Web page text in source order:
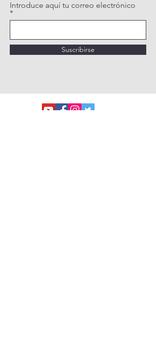
Introduce aquí tu correo electrónico
Suscribirse